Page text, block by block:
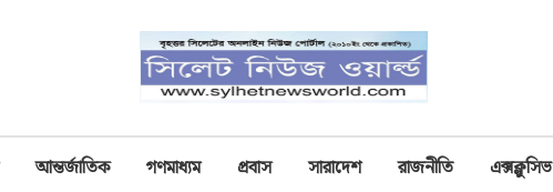
আন্তর্জাতিক গণমাধ্যম প্রবাস সারাদেশ রাজনীতি এক্সক্লুসিভ